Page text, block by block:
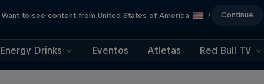
Want to see content from United States of America ? Continue
Energy Drinks Eventos Atletas Red Bull TV